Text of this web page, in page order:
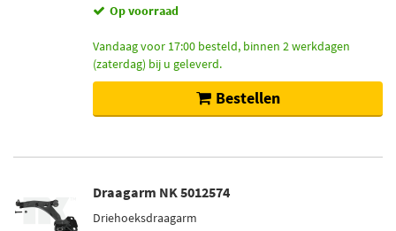
Op voorraad
Vandaag voor 17:00 besteld, binnen 2 werkdagen
(zaterdag) bij u geleverd.
Bestellen
Draagarm NK 5012574
Driehoeksdraagarm